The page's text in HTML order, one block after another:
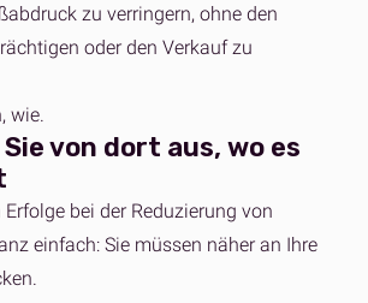
zu verringern, ohne den
oder den Verkauf zu
wie.
von dort aus, wo es
bei der Reduzierung von
einfach: Sie müssen näher an Ihre